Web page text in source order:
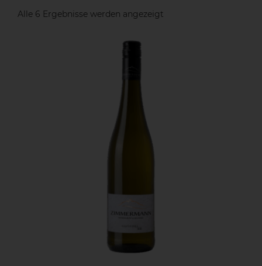
Alle 6 Ergebnisse werden angezeigt